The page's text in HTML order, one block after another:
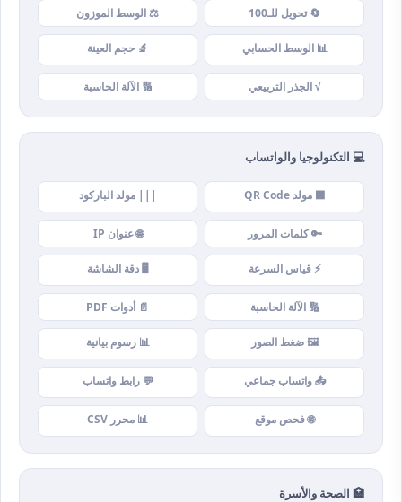
🔄 تحويل للـ100 ⚖️ الوسط الموزون
📊 الوسط الحسابي 🔬 حجم العينة
√ الجذر التربيعي 🔢 الآلة الحاسبة
💻 التكنولوجيا والواتساب
⬛ مولد QR Code ||| مولد الباركود
🔑 كلمات المرور 🌐 عنوان IP
⚡ قياس السرعة 🖥️ دقة الشاشة
🔢 الآلة الحاسبة 📄 أدوات PDF
🖼️ ضغط الصور 📊 رسوم بيانية
📤 واتساب جماعي 💬 رابط واتساب
🌐 فحص موقع 📊 محرر CSV
🏥 الصحة والأسرة